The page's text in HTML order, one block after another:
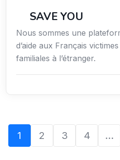
SAVE YOU
Nous sommes une
d’aide aux Français
familiales à l’étranger.
1 2 3 4 …